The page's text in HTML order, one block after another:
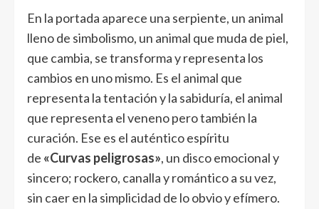
En la portada aparece una serpiente, un animal
lleno de simbolismo, un animal que muda de piel,
que cambia, se transforma y representa los
cambios en uno mismo. Es el animal que
representa la tentación y la sabiduría, el animal
que representa el veneno pero también la
curación. Ese es el auténtico espíritu
de «Curvas peligrosas», un disco emocional y
sincero; rockero, canalla y romántico a su vez,
sin caer en la simplicidad de lo obvio y efímero.